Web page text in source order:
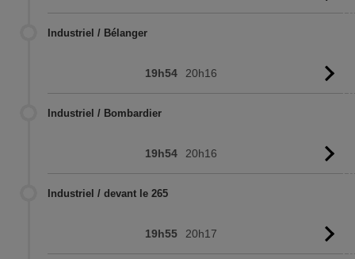
Industriel / Bélanger
19h54 20h16
Industriel / Bombardier
19h54 20h16
Industriel / devant le 265
19h55 20h17